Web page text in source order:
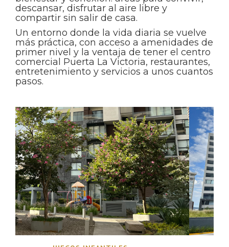
descansar, disfrutar al aire libre y
compartir sin salir de casa.
Un entorno donde la vida diaria se vuelve
más práctica, con acceso a amenidades de
primer nivel y la ventaja de tener el centro
comercial Puerta La Victoria, restaurantes,
entretenimiento y servicios a unos cuantos
pasos.